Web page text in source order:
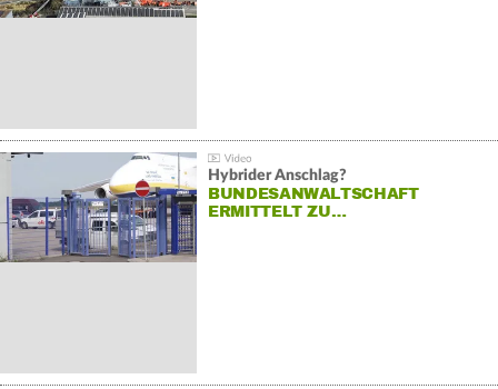
Hybrider Anschlag?
BUNDESANWALTSCHAFT
ERMITTELT ZU…